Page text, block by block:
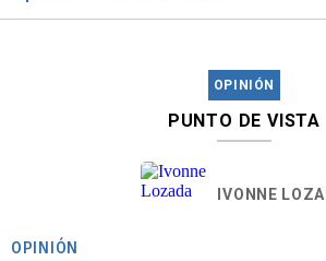
OPINIÓN
PUNTO DE VISTA
IVONNE
OPINIÓN